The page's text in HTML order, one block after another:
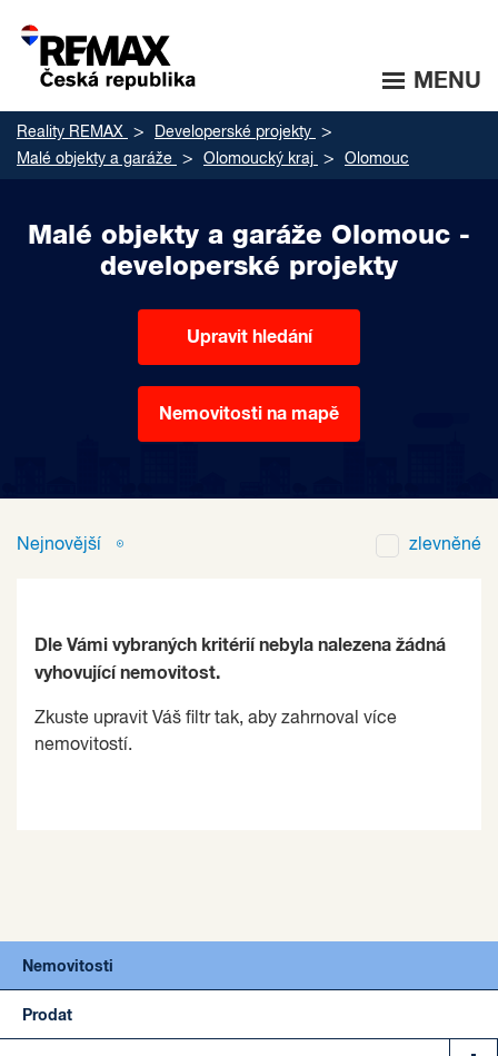
MENU
Reality REMAX
Developerské projekty
Malé objekty a garáže
Olomoucký kraj Olomouc
Malé objekty a garáže Olomouc -
developerské projekty
Upravit hledání
Nemovitosti na mapě
Nejnovější zlevněné
Dle Vámi vybraných kritérií nebyla nalezena žádná
vyhovující nemovitost.
Zkuste upravit Váš filtr tak, aby zahrnoval více
nemovitostí.
Nemovitosti
Prodat